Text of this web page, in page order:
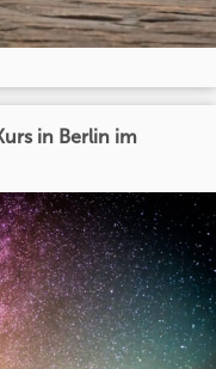
in Berlin im